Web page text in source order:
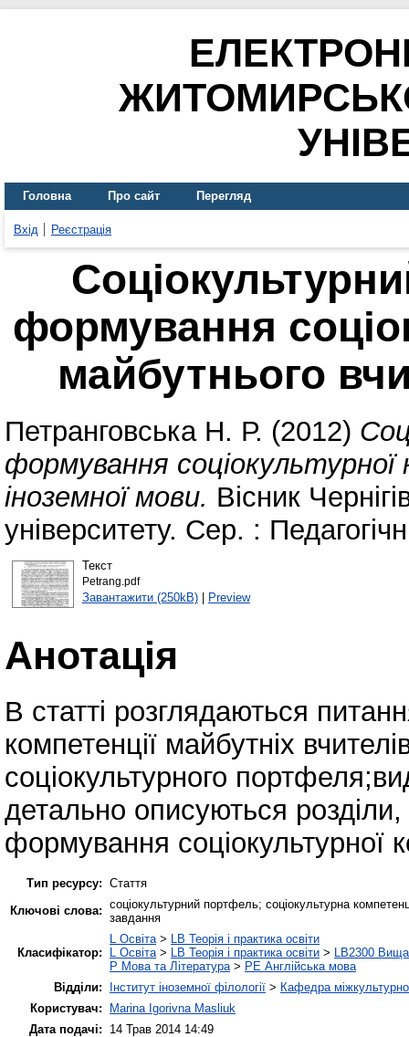
Головна Про сайт Перегляд
Вхід Реєстрація
формування
майбутнього
Петранговська Н. Р. (2012)
формування
іноземної мови. Вісник
університету. Сер. :
Текст
Petrang.pdf
Завантажити (250kB)| Preview
Анотація
В статті розглядаються
компетенції майбутніх
соціокультурного
детально описуються розділи,
формування соціокультурної
Тип ресурсу: Стаття
Ключові слова: соціокультурний портфель; соціокультурна
завдання
Класифікатор:
L Освіта > LB Теорія і практика освіти
L Освіта > LB Теорія і практика освіти > LB2300 Вища
P Мова та Література > PE Англійська мова
Відділи:
Інститут іноземної філології > Кафедра
Користувач:
Marina Igorivna Masliuk
Дата подачі:
14 Трав 2014 14:49